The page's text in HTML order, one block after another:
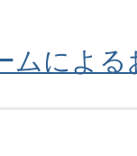
ムによ